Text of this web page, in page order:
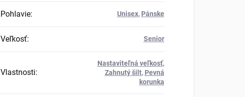
Pohlavie: Unisex, Pánske
Veľkosť: Senior
Vlastnosti:
Nastaviteľná veľkosť,
Zahnutý šilt, Pevná
korunka